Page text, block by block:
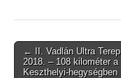
Post
navigation
← II. Vadlán Ultra Terep
2018. – 108 kilométer a
Keszthelyi-hegységben